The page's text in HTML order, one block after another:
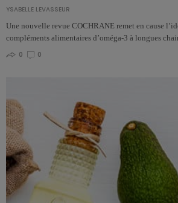
YSABELLE LEVASSEUR
Une nouvelle revue COCHRANE remet en cause
compléments alimentaires d’oméga-3 à longues
0
0